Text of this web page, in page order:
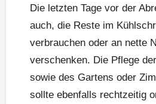
Die letzten Tage vor der
auch, die Reste im
verbrauchen oder an nette
verschenken. Die Pflege
sowie des Gartens oder
sollte ebenfalls rechtzeitig